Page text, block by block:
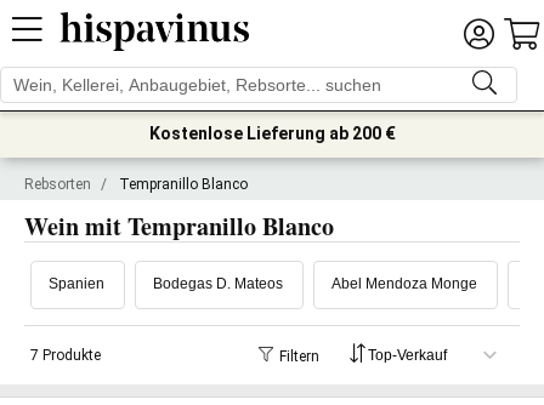
Kostenlose Lieferung ab 200 €
Rebsorten / Tempranillo Blanco
Wein mit Tempranillo Blanco
Spanien Bodegas D. Mateos Abel Mendoza Monge
7 Produkte Filtern